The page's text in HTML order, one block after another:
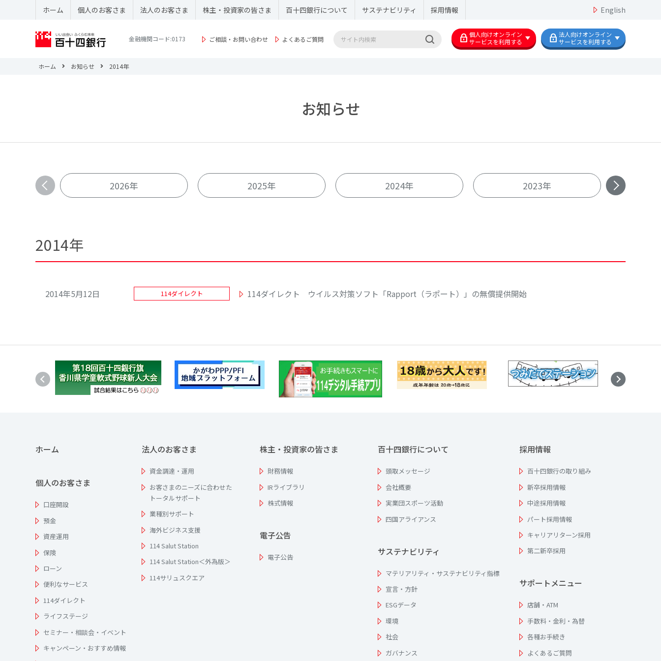
ホーム 個人のお客さま 法人のお客さま 株主・投資家の皆さま 百十四銀行について サステナビリティ 採用情報 English
金融機関コード:0173 ご相談・お問い合わせ よくあるご質問
個人向けオンライン
サービスを利用する
法人向けオンライン
サービスを利用する
ホーム お知らせ 2014年
お知らせ
2026年 2025年 2024年 2023年
2014年
2014年5月12日 114ダイレクト 114ダイレクト ウイルス対策ソフト「Rapport（ラポート）」の無償提供開始
ホーム
個人のお客さま
口座開設
預金
資産運用
保険
ローン
便利なサービス
114ダイレクト
ライフステージ
セミナー・相談会・イベント
キャンペーン・おすすめ情報
法人のお客さま
資金調達・運用
お客さまのニーズに合わせた
トータルサポート
業種別サポート
海外ビジネス支援
114 Salut Station
114 Salut Station＜外為版＞
114サリュスクエア
株主・投資家の皆さま
財務情報
IRライブラリ
株式情報
電子公告
電子公告
百十四銀行について
頭取メッセージ
会社概要
実業団スポーツ活動
四国アライアンス
サステナビリティ
マテリアリティ・サステナビリティ指標
宣言・方針
ESGデータ
環境
社会
ガバナンス
採用情報
百十四銀行の取り組み
新卒採用情報
中途採用情報
パート採用情報
キャリアリターン採用
第二新卒採用
サポートメニュー
店舗・ATM
手数料・金利・為替
各種お手続き
よくあるご質問